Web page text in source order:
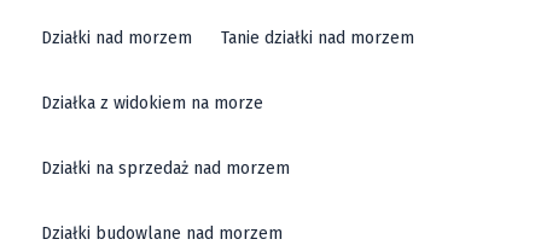
Działki nad morzem Tanie działki nad morzem
Działka z widokiem na morze
Działki na sprzedaż nad morzem
Działki budowlane nad morzem